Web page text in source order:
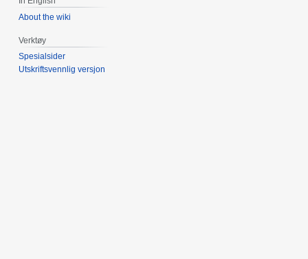
About the wiki
Verktøy
Spesialsider
Utskriftsvennlig versjon